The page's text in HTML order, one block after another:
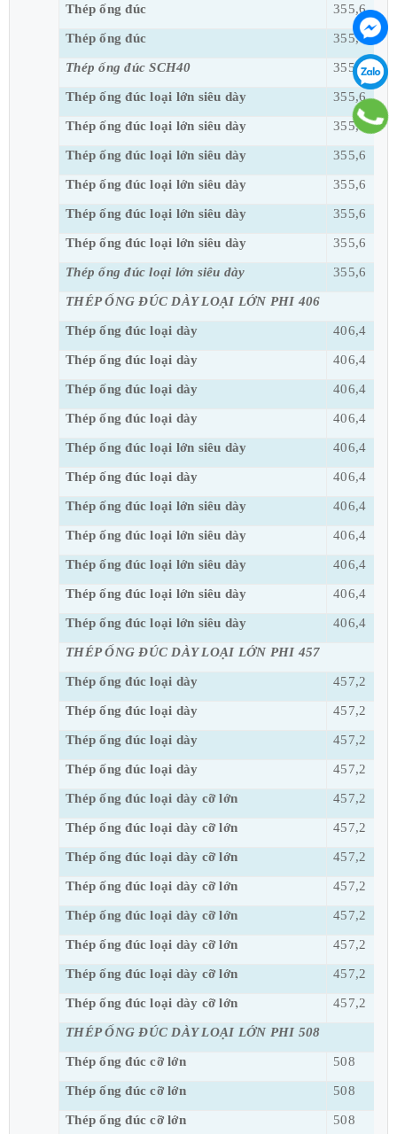
Thép ống đúc 355,6
Thép ống đúc 355,6
Thép ống đúc SCH40 355,6
Thép ống đúc loại lớn siêu dày 355,6
Thép ống đúc loại lớn siêu dày 355,6
Thép ống đúc loại lớn siêu dày 355,6
Thép ống đúc loại lớn siêu dày 355,6
Thép ống đúc loại lớn siêu dày 355,6
Thép ống đúc loại lớn siêu dày 355,6
Thép ống đúc loại lớn siêu dày 355,6
THÉP ỐNG ĐÚC DÀY LOẠI LỚN PHI 406
Thép ống đúc loại dày 406,4
Thép ống đúc loại dày 406,4
Thép ống đúc loại dày 406,4
Thép ống đúc loại dày 406,4
Thép ống đúc loại lớn siêu dày 406,4
Thép ống đúc loại dày 406,4
Thép ống đúc loại lớn siêu dày 406,4
Thép ống đúc loại lớn siêu dày 406,4
Thép ống đúc loại lớn siêu dày 406,4
Thép ống đúc loại lớn siêu dày 406,4
Thép ống đúc loại lớn siêu dày 406,4
THÉP ỐNG ĐÚC DÀY LOẠI LỚN PHI 457
Thép ống đúc loại dày 457,2
Thép ống đúc loại dày 457,2
Thép ống đúc loại dày 457,2
Thép ống đúc loại dày 457,2
Thép ống đúc loại dày cỡ lớn 457,2
Thép ống đúc loại dày cỡ lớn 457,2
Thép ống đúc loại dày cỡ lớn 457,2
Thép ống đúc loại dày cỡ lớn 457,2
Thép ống đúc loại dày cỡ lớn 457,2
Thép ống đúc loại dày cỡ lớn 457,2
Thép ống đúc loại dày cỡ lớn 457,2
Thép ống đúc loại dày cỡ lớn 457,2
THÉP ỐNG ĐÚC DÀY LOẠI LỚN PHI 508
Thép ống đúc cỡ lớn 508
Thép ống đúc cỡ lớn 508
Thép ống đúc cỡ lớn 508